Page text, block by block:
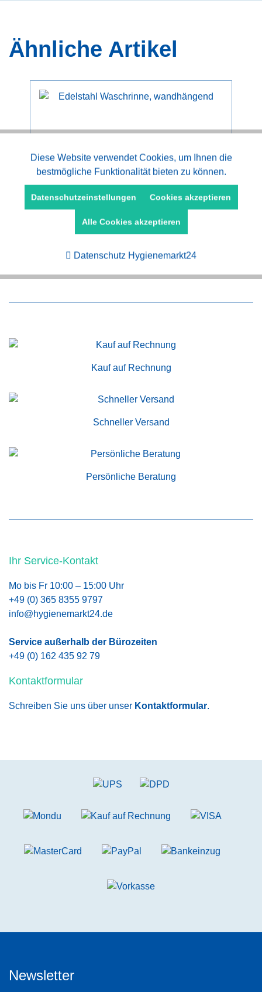
Ähnliche Artikel
Edelstahl Waschrinne 1000 - 2000 mm,
wandhängend
Kauf auf Rechnung
Schneller Versand
Persönliche Beratung
Ihr Service-Kontakt
Mo bis Fr 10:00 – 15:00 Uhr
+49 (0) 365 8355 9797
info@hygienemarkt24.de
Service außerhalb der Bürozeiten
+49 (0) 162 435 92 79
Kontaktformular
Schreiben Sie uns über unser Kontaktformular.
Newsletter
Funktionale Aktiv
Marketing Aktiv
Aktiv
Diese Website verwendet Cookies, um Ihnen die
bestmögliche Funktionalität bieten zu können.
Datenschutzeinstellungen Cookies akzeptieren
Alle Cookies akzeptieren
Datenschutz Hygienemarkt24